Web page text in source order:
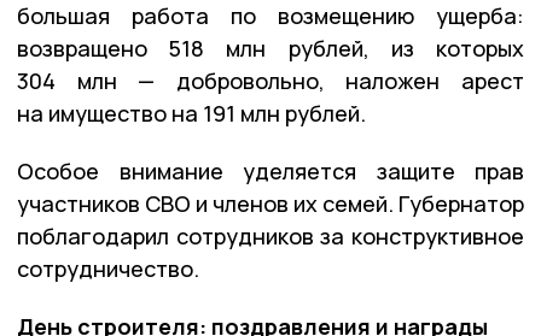
большая работа по возмещению ущерба:
возвращено 518 млн рублей, из которых
304 млн — добровольно, наложен арест
на имущество на 191 млн рублей.
Особое внимание уделяется защите прав
участников СВО и членов их семей. Губернатор
поблагодарил сотрудников за конструктивное
сотрудничество.
День строителя: поздравления и награды